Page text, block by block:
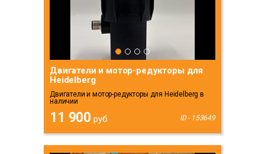
Двигатели и мотор-редукторы для
Heidelberg
Двигатели и мотор-редукторы для Heidelberg в
наличии
11 900 руб. ID - 153649